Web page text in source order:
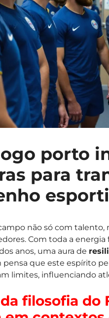
porto
para
não só com
Com toda a
anos, uma aura de
pensa que este espírito
limites, influenciando
filosofia do